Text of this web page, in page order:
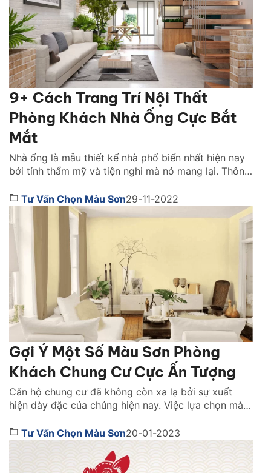
9+ Cách Trang Trí Nội Thất
Phòng Khách Nhà Ống Cực Bắt
Mắt
Nhà ống là mẫu thiết kế nhà phổ biến nhất hiện nay
bởi tính thẩm mỹ và tiện nghi mà nó mang lại. Thông
dựa theo tổng thể thiết kế từng mảng, hỗ trợ nhau
tạo nên phong cách nhất định. Tìm hiểu ngay cách
trang […]
Tư Vấn Chọn Màu Sơn29-11-2022
Gợi Ý Một Số Màu Sơn Phòng
Khách Chung Cư Cực Ấn Tượng
Căn hộ chung cư đã không còn xa lạ bởi sự xuất
hiện dày đặc của chúng hiện nay. Việc lựa chọn màu
công cũng làm cho không chủ nhà gặp không ít khó
khăn. Nếu bạn cũng đang chưa tìm ra màu […]
Tư Vấn Chọn Màu Sơn20-01-2023